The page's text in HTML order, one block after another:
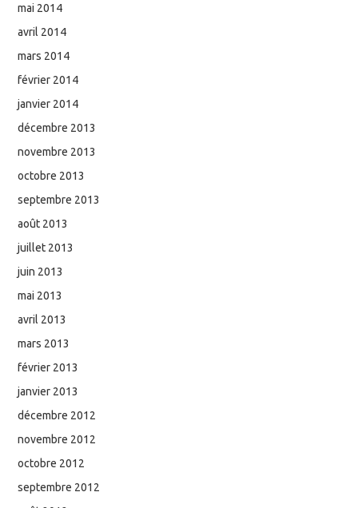
mai 2014
avril 2014
mars 2014
février 2014
janvier 2014
décembre 2013
novembre 2013
octobre 2013
septembre 2013
août 2013
juillet 2013
juin 2013
mai 2013
avril 2013
mars 2013
février 2013
janvier 2013
décembre 2012
novembre 2012
octobre 2012
septembre 2012